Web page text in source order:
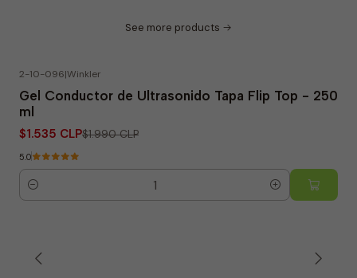
See more products
2-10-096|Winkler
Gel Conductor de Ultrasonido Tapa Flip Top - 250
ml
$1.535 CLP$1.990 CLP
5.0
Quantity